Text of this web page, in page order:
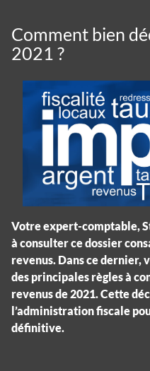
Comment bien
2021 ?
Votre expert-comptable,
à consulter ce dossier
revenus. Dans ce dernier,
des principales règles à
revenus de 2021. Cette
l’administration fiscale
définitive.